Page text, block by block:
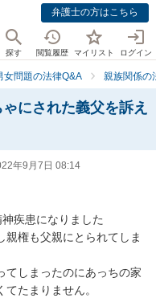
弁護士の方はこちら
探す 閲覧履歴 マイリスト ログイン
女問題の法律Q&A 親族関係の
にされた義父を訴え
年9月7日 08:14
疾患になりました
親権も父親にとられてしま
てしまったのにあっちの家
たまりません。